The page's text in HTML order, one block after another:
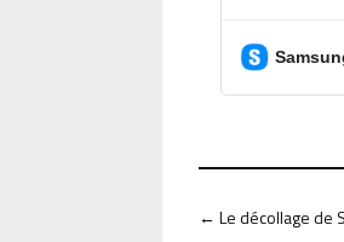
←Le décollage de